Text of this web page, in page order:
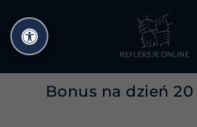
do
treści
Bonus na dzień